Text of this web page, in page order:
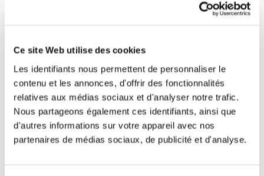
Ce site Web utilise des cookies
Les identifiants nous permettent de personnaliser le
contenu et les annonces, d'offrir des fonctionnalités
relatives aux médias sociaux et d'analyser notre trafic.
Nous partageons également ces identifiants, ainsi que
d'autres informations sur votre appareil avec nos
partenaires de médias sociaux, de publicité et d'analyse.
Jeu 1 - Learn how to build a sentence in
Drag the words to form a sentence of 4-8
words.
To help you: Look at the uppercase words, they are the
ones that start the sentences, look at the place of the
period, he finishe the sentence.